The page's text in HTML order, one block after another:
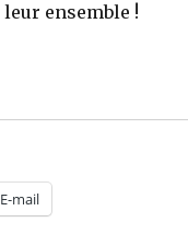
ensemble !
E-mail